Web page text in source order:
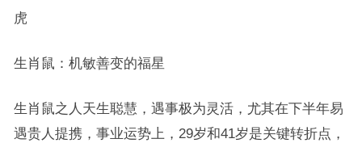
虎
生肖鼠：机敏善变的福星
生肖鼠之人天生聪慧，遇事极为灵活，尤其在下半年易
遇贵人提携，事业运势上，29岁和41岁是关键转折点，